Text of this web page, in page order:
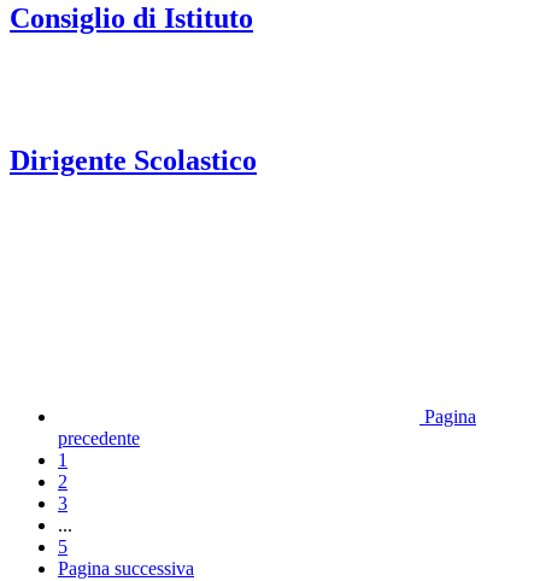
Consiglio di Istituto
Dirigente Scolastico
Pagina
precedente
1
2
3
...
5
Pagina successiva